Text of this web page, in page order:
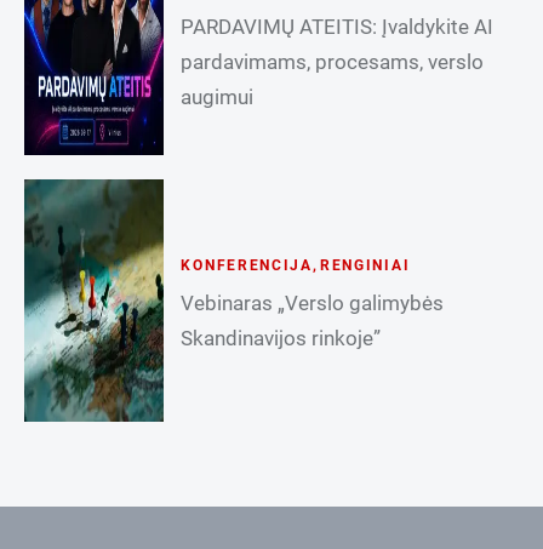
PARDAVIMŲ ATEITIS: Įvaldykite AI
pardavimams, procesams, verslo
augimui
KONFERENCIJA , RENGINIAI
Vebinaras „Verslo galimybės
Skandinavijos rinkoje”